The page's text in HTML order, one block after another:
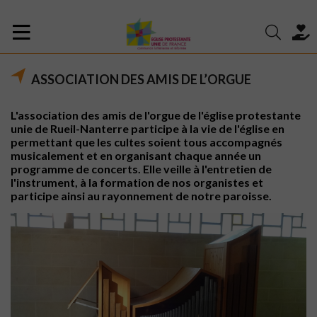
ASSOCIATION DES AMIS DE L’ORGUE
L'association des amis de l'orgue de l'église protestante
unie de Rueil-Nanterre participe à la vie de l'église en
permettant que les cultes soient tous accompagnés
musicalement et en organisant chaque année un
programme de concerts. Elle veille à l'entretien de
l'instrument, à la formation de nos organistes et
participe ainsi au rayonnement de notre paroisse.